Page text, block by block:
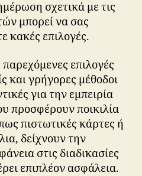
σχετικά με τις
μπορεί να σας
κακές επιλογές.
παρεχόμενες επιλογές
και γρήγορες μέθοδοι
για την εμπειρία
προσφέρουν ποικιλία
πιστωτικές κάρτες ή
δείχνουν την
στις διαδικασίες
επιπλέον ασφάλεια.